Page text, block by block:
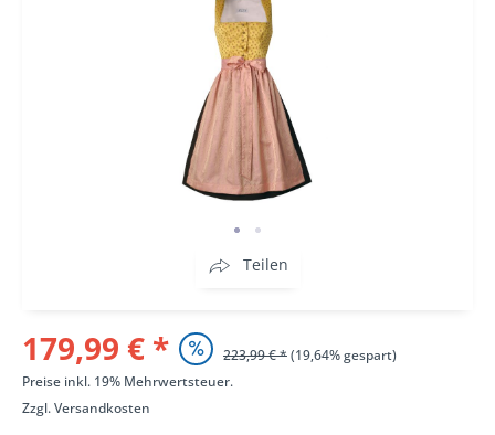
Teilen
179,99 € * 223,99 € *(19,64% gespart)
Preise inkl. 19% Mehrwertsteuer.
Zzgl.Versandkosten